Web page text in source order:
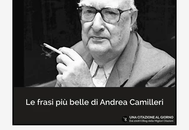
frasi più belle di Frida Kahlo
sull'amore e sulla vita.